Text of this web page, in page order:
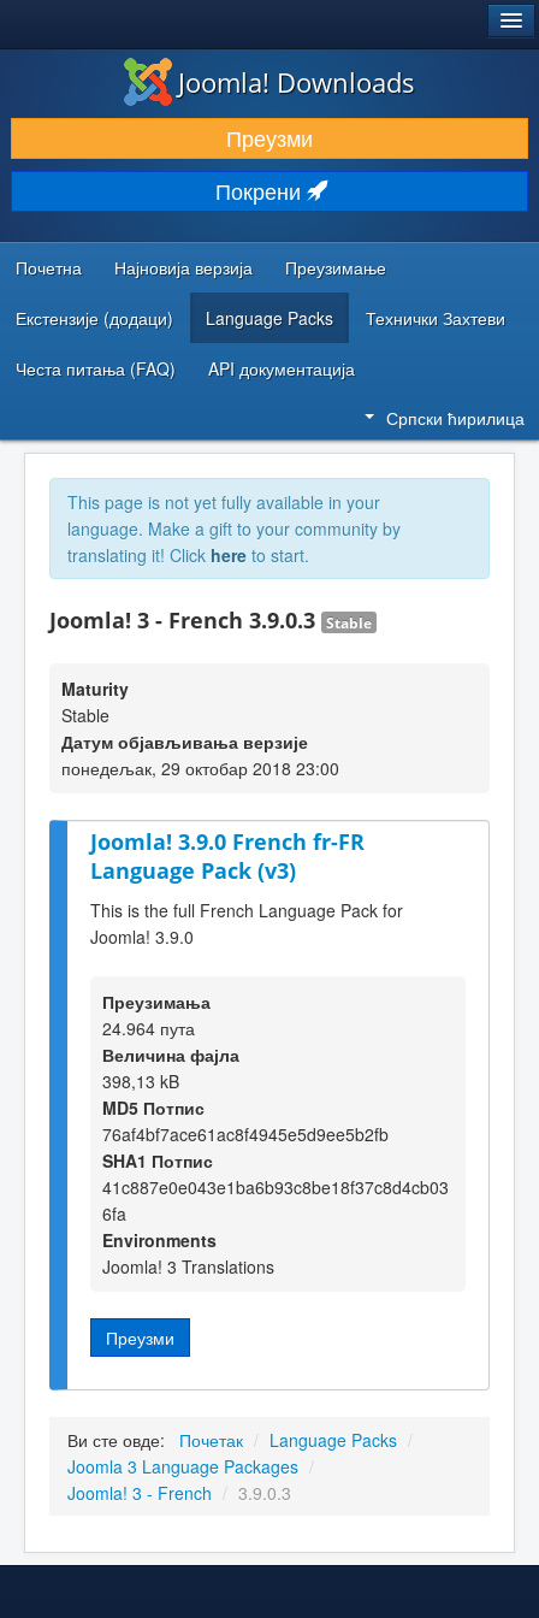
ПРЕУЗИМАЊЕ И ПРОШИРЕЊА (ЕКСТЕНЗИЈЕ)
ОТКРИЈТЕ И НАУЧИТЕ
ЗАЈЕДНИЦА И ПОДРШКА
РЕСУРСИ ЗА РАЗВОЈ
Joomla! Downloads
Преузми
Покрени
Почетна Најновија верзија Преузимање
Екстензије (додаци) Language Packs Технички Захтеви
Честа питања (FAQ) API документација
Српски ћирилица
This page is not yet fully available in your
language. Make a gift to your community by
translating it! Click here to start.
Joomla! 3 - French 3.9.0.3 Stable
Maturity
Stable
Датум објављивања верзије
понедељак, 29 октобар 2018 23:00
Joomla! 3.9.0 French fr-FR
Language Pack (v3)
This is the full French Language Pack for
Joomla! 3.9.0
Преузимања
24.964 пута
Величина фајла
398,13 kB
MD5 Потпис
76af4bf7ace61ac8f4945e5d9ee5b2fb
SHA1 Потпис
41c887e0e043e1ba6b93c8be18f37c8d4cb03
6fa
Environments
Joomla! 3 Translations
Преузми
Ви сте овде: Почетак / Language Packs /
Joomla 3 Language Packages /
Joomla! 3 - French / 3.9.0.3